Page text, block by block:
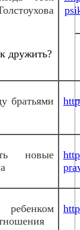
дружить?
братьями
новые